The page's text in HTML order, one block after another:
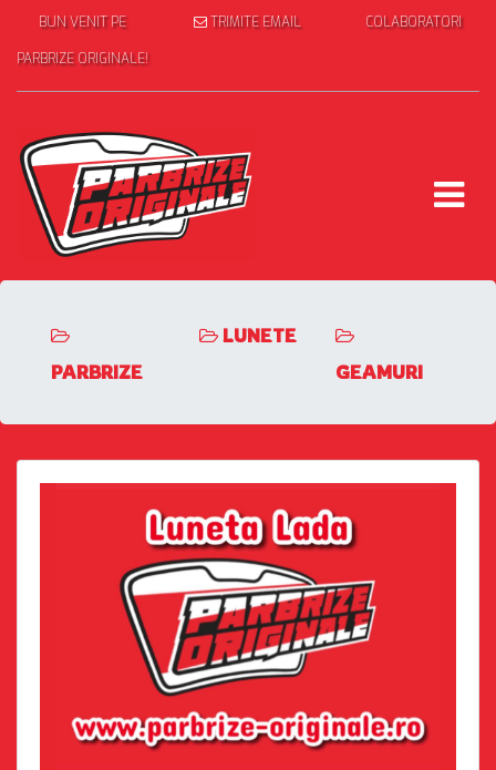
BUN VENIT PE
PARBRIZE ORIGINALE!
TRIMITE EMAIL COLABORATORI
PARBRIZE
LUNETE
GEAMURI